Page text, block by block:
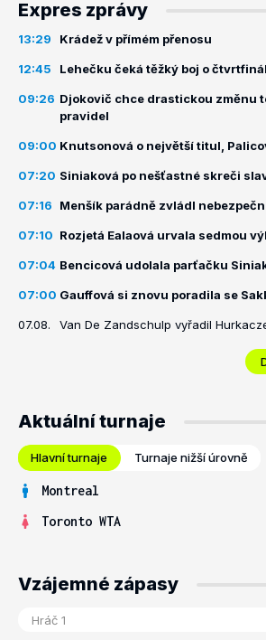
Expres zprávy
13:29 Krádež v přímém přenosu
12:45 Lehečku čeká těžký boj o
09:26 Djokovič chce drastickou změnu
pravidel
09:00 Knutsonová o největší titul,
07:20 Siniaková po nešťastné skreči
07:16 Menšík parádně zvládl
07:10 Rozjetá Ealaová urvala sedmou
07:04 Bencicová udolala parťačku
07:00 Gauffová si znovu poradila se
07.08. Van De Zandschulp vyřadil
Aktuální turnaje
Hlavní turnaje Turnaje nižší úrovně
Montreal
Toronto WTA
Vzájemné zápasy